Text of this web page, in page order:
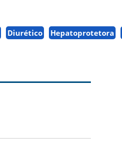
Diurético Hepatoprotetora